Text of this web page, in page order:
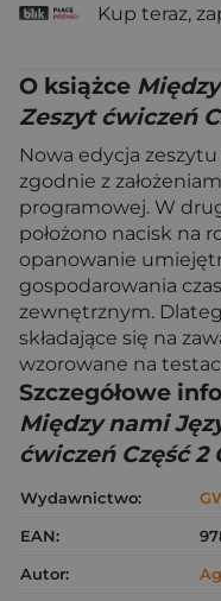
Kup teraz,
O książce
Zeszyt ćwiczeń
Nowa edycja
zgodnie z
programowej. W
położono nacisk na
opanowanie
gospodarowania
zewnętrznym.
składające się na
wzorowane na
Szczegółowe
Między nami
ćwiczeń Część 2
Wydawnictwo:
EAN:
Autor: